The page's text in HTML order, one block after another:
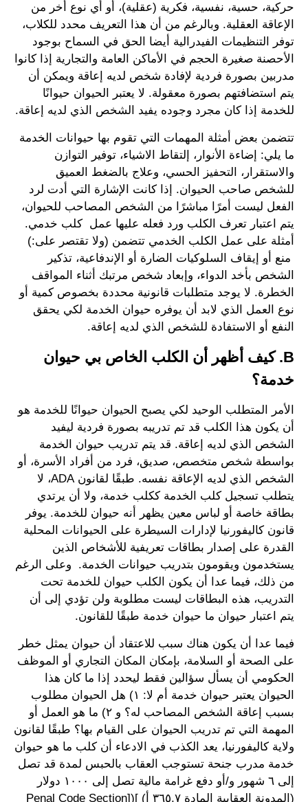
حركية، حسية، نفسية، فكرية (عقلية)، أو أي نوع أخر من
الإعاقة العقلية. وبالرغم من أن هذا التعريف محدد للكلاب،
توفر التنظيمات الفيدرالية أيضا الحق في السماح بوجود
الأحصنة صغيرة الحجم في الأماكن العامة والتجارية إذا كانوا
مدربين بصورة فردية لإفادة شخص لديه إعاقة ويمكن أن
يتم استضافتهم بصورة معقولة. لا يعتبر الحيوان حيوانًا
للخدمة إذا كان مجرد وجوده يفيد الشخص الذي لديه إعاقة.
تتضمن بعض أمثلة المهمات التي تقوم بها حيوانات الخدمة
ما يلي: إضاءة الأنوار، إلتقاط الاشياء، توفير التوازن
والاستقرار، التحفيز الحسي، وعلاج بالضغط العميق
للشخص صاحب الحيوان. إذا كانت الإشارة التي أدت لرد
الفعل ليست أمرًا مباشرًا من الشخص المصاحب للحيوان،
يتم اعتبار تعرف الكلب ورد فعله عليها عمل كلب خدمي.
أمثلة على عمل الكلب الخدمي تتضمن (ولا تقتصر على:)
منع أو إيقاف السلوكيات الضارة أو الإندفاعية، تذكير
الشخص بأخد الدواء، وإبعاد شخص مرتبك أثناء المواقف
الخطرة. لا يوجد متطلبات قانونية محددة بخصوص كمية أو
نوع العمل الذي لابد أن يوفره حيوان الخدمة لكي يحقق
النفع أو الاستفادة للشخص الذي لديه إعاقة.
B. كيف أظهر أن الكلب الخاص بي حيوان
خدمة؟
الأمر المتطلب الوحيد لكي يصبح الحيوان حيوانًا للخدمة هو
أن يكون هذا الكلب قد تم تدريبه بصورة فردية ليفيد
الشخص الذي لديه إعاقة. قد يتم تدريب حيوان الخدمة
بواسطة شخص متخصص، صديق، فرد من أفراد الأسرة، أو
الشخص الذي لديه الإعاقة نفسه. طبقًا لقانون ADA، لا
يتطلب تسجيل كلب الخدمة ككلب خدمة، ولا أن يرتدي
بطاقة خاصة أو لباس معين يظهر أنه حيوان للخدمة. يوفر
قانون كاليفورنيا لإدارات السيطرة على الحيوانات المحلية
القدرة على إصدار بطاقات تعريفية للأشخاص الذين
يستخدمون ويقومون بتدريب حيوانات الخدمة. وعلى الرغم
من ذلك، فيما عدا أن يكون الكلب حيوان للخدمة تحت
التدريب، هذه البطاقات ليست مطلوبة ولن تؤدي إلى أن
يتم اعتبار حيوان ما حيوان خدمة طبقًا للقانون.
فيما عدا أن يكون هناك سبب للاعتقاد أن حيوان يمثل خطر
على الصحة أو السلامة، بإمكان المكان التجاري أو الموظف
الحكومي أن يسأل سؤالين فقط ليحدد إذا ما كان هذا
الحيوان يعتبر حيوان خدمة أم لا: ١) هل الحيوان مطلوب
بسبب إعاقة الشخص المصاحب له؟ و ٢) ما هو العمل أو
المهمة التي تم تدريب الحيوان على القيام بها؟ طبقًا لقانون
ولاية كاليفورنيا، يعد الكذب في الادعاء أن كلب ما هو حيوان
خدمة مدرب جنحة تستوجب العقاب بالحبس لمدة قد تصل
إلى ٦ شهور و/أو دفع غرامة مالية تصل إلى ١٠٠٠ دولار
(المدونة العقابية المادة ٣٦٥,٧ أ) ]([Penal Code Section